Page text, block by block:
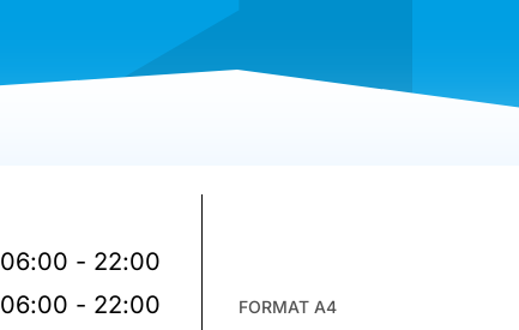
06:00 - 22:00
06:00 - 22:00
FORMAT A4